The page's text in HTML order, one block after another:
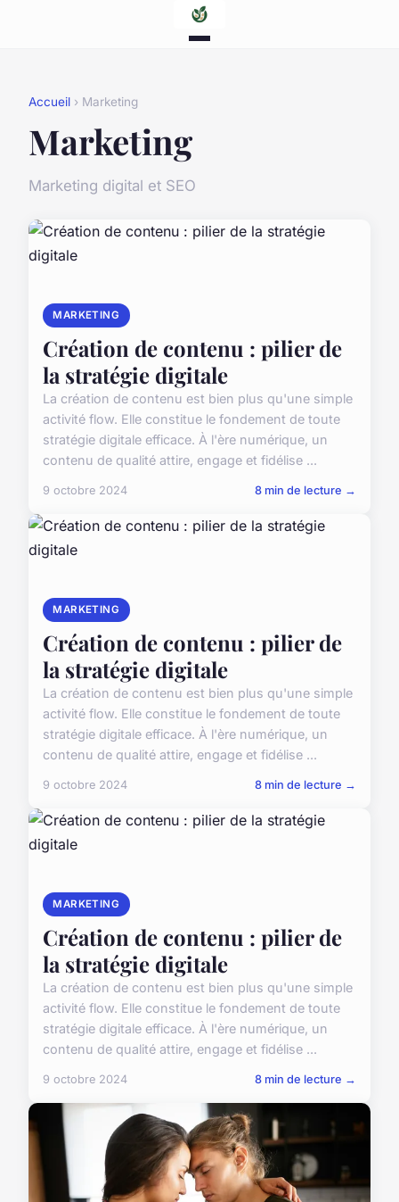
Accueil › Marketing
Marketing
Marketing digital et SEO
MARKETING
Création de contenu : pilier de
la stratégie digitale
La création de contenu est bien plus qu'une simple
activité flow. Elle constitue le fondement de toute
stratégie digitale efficace. À l'ère numérique, un
contenu de qualité attire, engage et fidélise ...
9 octobre 2024 8 min de lecture →
MARKETING
Création de contenu : pilier de
la stratégie digitale
La création de contenu est bien plus qu'une simple
activité flow. Elle constitue le fondement de toute
stratégie digitale efficace. À l'ère numérique, un
contenu de qualité attire, engage et fidélise ...
9 octobre 2024 8 min de lecture →
MARKETING
Création de contenu : pilier de
la stratégie digitale
La création de contenu est bien plus qu'une simple
activité flow. Elle constitue le fondement de toute
stratégie digitale efficace. À l'ère numérique, un
contenu de qualité attire, engage et fidélise ...
9 octobre 2024 8 min de lecture →